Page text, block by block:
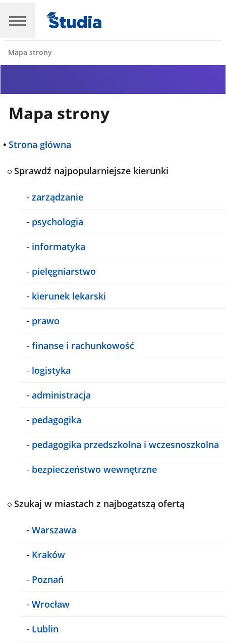
Mapa strony
Mapa strony
• Strona główna
Sprawdź najpopularniejsze kierunki
- zarządzanie
- psychologia
- informatyka
- pielęgniarstwo
- kierunek lekarski
- prawo
- finanse i rachunkowość
- logistyka
- administracja
- pedagogika
- pedagogika przedszkolna i wczesnoszkolna
- bezpieczeństwo wewnętrzne
Szukaj w miastach z najbogatszą ofertą
- Warszawa
- Kraków
- Poznań
- Wrocław
- Lublin